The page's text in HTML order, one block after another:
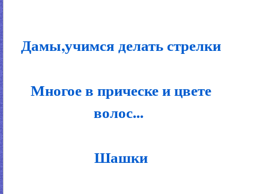
Дамы,учимся делать стрелки
Многое в прическе и цвете
волос...
Шашки